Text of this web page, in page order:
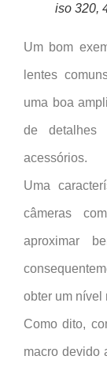
iso 320,
Um bom
lentes
uma boa
de detalhes
acessórios.
Uma
câmeras
aproximar
obter um nível
Como dito,
macro devido